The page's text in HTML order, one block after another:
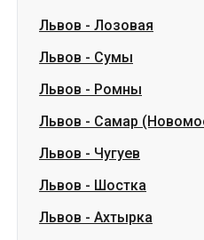
Львов - Лозовая
Львов - Сумы
Львов - Ромны
Львов - Самар
Львов - Чугуев
Львов - Шостка
Львов - Ахтырка